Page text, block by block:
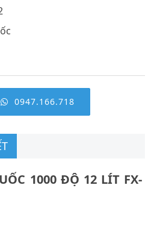
0947.166.718
1000 ĐỘ 12 LÍT FX-